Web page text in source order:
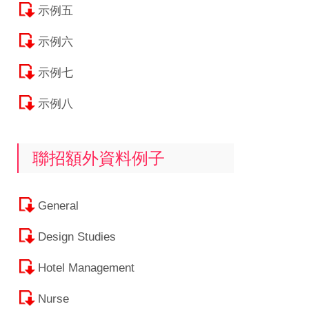
示例五
示例六
示例七
示例八
聯招額外資料例子
General
Design Studies
Hotel Management
Nurse